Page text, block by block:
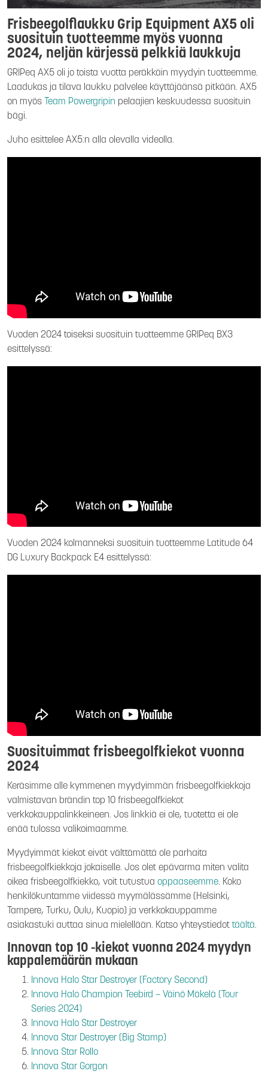
Frisbeegolflaukku Grip Equipment AX5 oli
suosituin tuotteemme myös vuonna
2024, neljän kärjessä pelkkiä laukkuja
GRIPeq AX5 oli jo toista vuotta peräkkäin myydyin tuotteemme.
Laadukas ja tilava laukku palvelee käyttäjäänsä pitkään. AX5
on myös
Team Powergripin pelaajien keskuudessa suosituin
bägi.
Juho esittelee AX5:n alla olevalla videolla.
Vuoden 2024 toiseksi suosituin tuotteemme GRIPeq BX3
esittelyssä:
Vuoden 2024 kolmanneksi suosituin tuotteemme Latitude 64
DG Luxury Backpack E4 esittelyssä:
Suosituimmat frisbeegolfkiekot vuonna
2024
Keräsimme alle kymmenen myydyimmän frisbeegolfkiekkoja
valmistavan brändin top 10 frisbeegolfkiekot
verkkokauppalinkkeineen. Jos linkkiä ei ole, tuotetta ei ole
enää tulossa valikoimaamme.
Myydyimmät kiekot eivät välttämättä ole parhaita
frisbeegolfkiekkoja jokaiselle. Jos olet epävarma miten valita
oikea frisbeegolfkiekko, voit tutustua oppaaseemme. Koko
henkilökuntamme viidessä myymälässämme (Helsinki,
Tampere, Turku, Oulu, Kuopio) ja verkkokauppamme
asiakastuki auttaa sinua mielellään. Katso yhteystiedot täältä.
Innovan top 10 -kiekot vuonna 2024 myydyn
kappalemäärän mukaan
Innova Halo Star Destroyer (Factory Second)
Innova Halo Champion Teebird – Väinö Mäkelä (Tour
Series 2024)
Innova Halo Star Destroyer
Innova Star Destroyer (Big Stamp)
Innova Star Rollo
Innova Star Gorgon